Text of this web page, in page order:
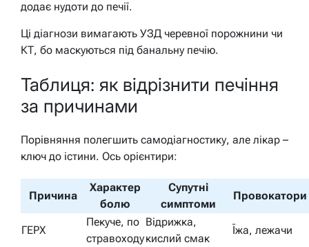
додає нудоти до печії.
Ці діагнози вимагають УЗД черевної порожнини чи
КТ, бо маскуються під банальну печію.
Таблиця: як відрізнити печіння
за причинами
Порівняння полегшить самодіагностику, але лікар –
ключ до істини. Ось орієнтири:
Причина
Характер
болю
Супутні
симптоми
Провокатори
ГЕРХ
Пекуче, по
стравоходу
Відрижка,
кислий смак
Їжа, лежачи